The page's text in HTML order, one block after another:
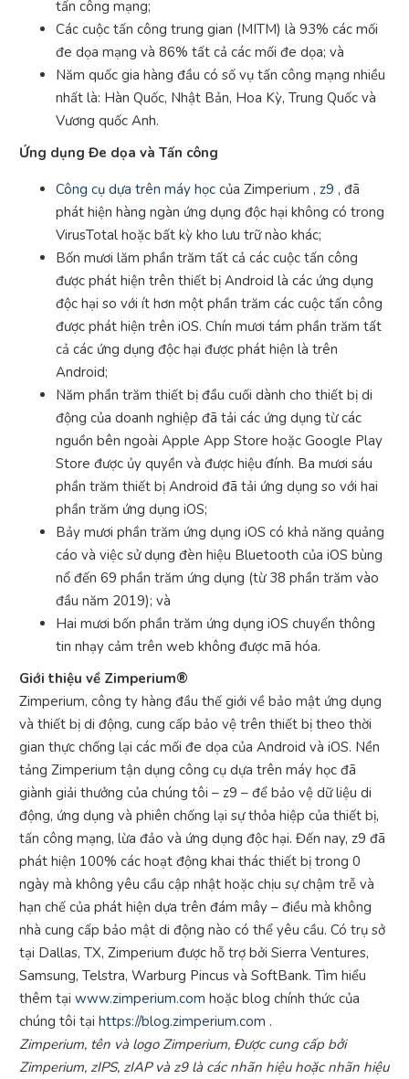
tấn công mạng;
Các cuộc tấn công trung gian (MITM) là 93% các mối
đe dọa mạng và 86% tất cả các mối đe dọa; và
Năm quốc gia hàng đầu có số vụ tấn công mạng nhiều
nhất là: Hàn Quốc, Nhật Bản, Hoa Kỳ, Trung Quốc và
Vương quốc Anh.
Ứng dụng Đe dọa và Tấn công
Công cụ dựa trên máy học của Zimperium , z9 , đã
phát hiện hàng ngàn ứng dụng độc hại không có trong
VirusTotal hoặc bất kỳ kho lưu trữ nào khác;
Bốn mươi lăm phần trăm tất cả các cuộc tấn công
được phát hiện trên thiết bị Android là các ứng dụng
độc hại so với ít hơn một phần trăm các cuộc tấn công
được phát hiện trên iOS. Chín mươi tám phần trăm tất
cả các ứng dụng độc hại được phát hiện là trên
Android;
Năm phần trăm thiết bị đầu cuối dành cho thiết bị di
động của doanh nghiệp đã tải các ứng dụng từ các
nguồn bên ngoài Apple App Store hoặc Google Play
Store được ủy quyền và được hiệu đính. Ba mươi sáu
phần trăm thiết bị Android đã tải ứng dụng so với hai
phần trăm ứng dụng iOS;
Bảy mươi phần trăm ứng dụng iOS có khả năng quảng
cáo và việc sử dụng đèn hiệu Bluetooth của iOS bùng
nổ đến 69 phần trăm ứng dụng (từ 38 phần trăm vào
đầu năm 2019); và
Hai mươi bốn phần trăm ứng dụng iOS chuyển thông
tin nhạy cảm trên web không được mã hóa.
Giới thiệu về Zimperium®
Zimperium, công ty hàng đầu thế giới về bảo mật ứng dụng
và thiết bị di động, cung cấp bảo vệ trên thiết bị theo thời
gian thực chống lại các mối đe dọa của Android và iOS. Nền
tảng Zimperium tận dụng công cụ dựa trên máy học đã
giành giải thưởng của chúng tôi – z9 – để bảo vệ dữ liệu di
động, ứng dụng và phiên chống lại sự thỏa hiệp của thiết bị,
tấn công mạng, lừa đảo và ứng dụng độc hại. Đến nay, z9 đã
phát hiện 100% các hoạt động khai thác thiết bị trong 0
ngày mà không yêu cầu cập nhật hoặc chịu sự chậm trễ và
hạn chế của phát hiện dựa trên đám mây – điều mà không
nhà cung cấp bảo mật di động nào có thể yêu cầu. Có trụ sở
tại Dallas, TX, Zimperium được hỗ trợ bởi Sierra Ventures,
Samsung, Telstra, Warburg Pincus và SoftBank. Tìm hiểu
thêm tại www.zimperium.com hoặc blog chính thức của
chúng tôi tại https://blog.zimperium.com .
Zimperium, tên và logo Zimperium, Được cung cấp bởi
Zimperium, zIPS, zIAP và z9 là các nhãn hiệu hoặc nhãn hiệu